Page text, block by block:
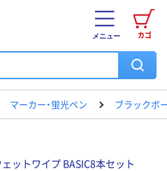
カゴ
メニュー
マーカー・蛍光ペン ブラックボ
ットワイプ BASIC8本セット